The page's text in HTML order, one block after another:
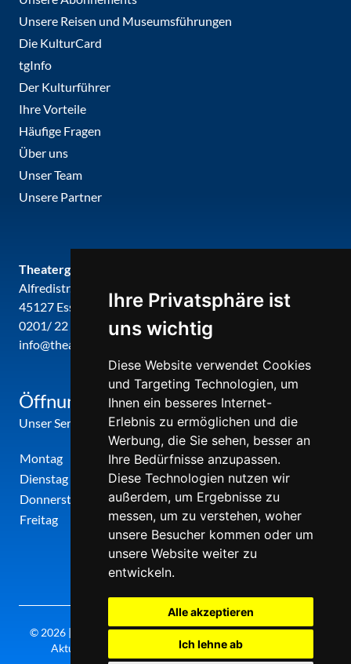
Ihre Privatsphäre ist
uns wichtig
Diese Website verwendet Cookies
und Targeting Technologien, um
Ihnen ein besseres Internet-
Erlebnis zu ermöglichen und die
Werbung, die Sie sehen, besser an
Ihre Bedürfnisse anzupassen.
Diese Technologien nutzen wir
außerdem, um Ergebnisse zu
messen, um zu verstehen, woher
unsere Besucher kommen oder um
unsere Website weiter zu
entwickeln.
Alle akzeptieren
Ich lehne ab
Unsere Reisen und Museumsführungen
Die KulturCard
tgInfo
Der Kulturführer
Ihre Vorteile
Häufige Fragen
Über uns
Unser Team
Unsere Partner
Theatergemeinde metropole ruhr
Alfredistr. 32
45127 Essen
0201/ 22 22 29
info@theatergemeinde-metropole-ruhr.de
Öffnungszeiten
Unser Service-Center ist zu folgenden Zeiten geöffnet
Montag
12:00 Uhr - 17:00 Uhr
Dienstag
09:00 Uhr - 12:00 Uhr
Donnerstag
09:00 Uhr - 12:00 Uhr
Freitag
09:00 Uhr - 12:00 Uhr
© 2026 | Theatergemeinde metropole ruhr | 2026/27 | Letzte
Aktualisierung: Freitag, 07. August 2026, 20:30 Uhr